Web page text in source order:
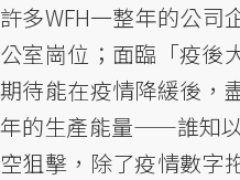
許多WFH一整年的公司
公室崗位；面臨「疫後
期待能在疫情降緩後，
年的生產能量——誰知
空狙擊，除了疫情數字